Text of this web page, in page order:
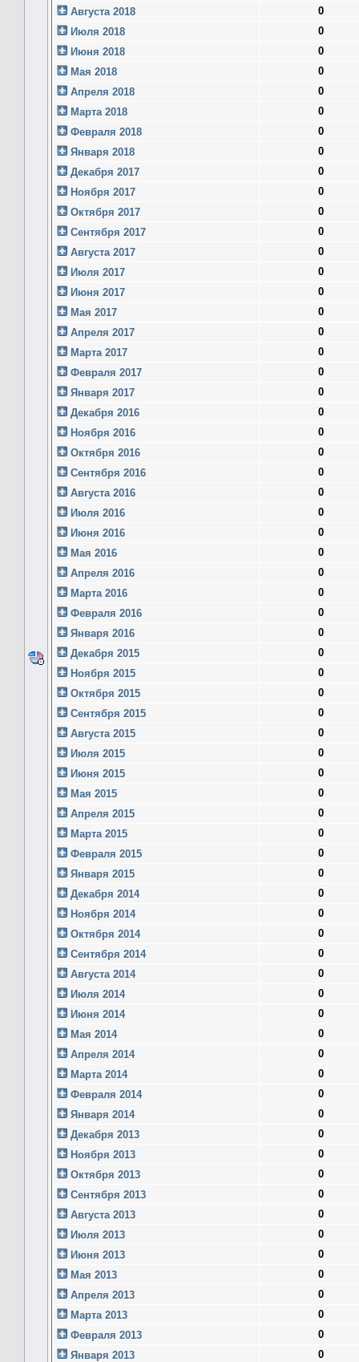
Августа 2018
0
Июля 2018
0
Июня 2018
0
Мая 2018
0
Апреля 2018
0
Марта 2018
0
Февраля 2018
0
Января 2018
0
Декабря 2017
0
Ноября 2017
0
Октября 2017
0
Сентября 2017
0
Августа 2017
0
Июля 2017
0
Июня 2017
0
Мая 2017
0
Апреля 2017
0
Марта 2017
0
Февраля 2017
0
Января 2017
0
Декабря 2016
0
Ноября 2016
0
Октября 2016
0
Сентября 2016
0
Августа 2016
0
Июля 2016
0
Июня 2016
0
Мая 2016
0
Апреля 2016
0
Марта 2016
0
Февраля 2016
0
Января 2016
0
Декабря 2015
0
Ноября 2015
0
Октября 2015
0
Сентября 2015
0
Августа 2015
0
Июля 2015
0
Июня 2015
0
Мая 2015
0
Апреля 2015
0
Марта 2015
0
Февраля 2015
0
Января 2015
0
Декабря 2014
0
Ноября 2014
0
Октября 2014
0
Сентября 2014
0
Августа 2014
0
Июля 2014
0
Июня 2014
0
Мая 2014
0
Апреля 2014
0
Марта 2014
0
Февраля 2014
0
Января 2014
0
Декабря 2013
0
Ноября 2013
0
Октября 2013
0
Сентября 2013
0
Августа 2013
0
Июля 2013
0
Июня 2013
0
Мая 2013
0
Апреля 2013
0
Марта 2013
0
Февраля 2013
0
Января 2013
0